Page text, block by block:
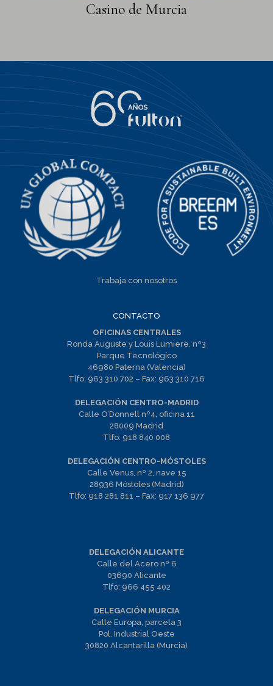
Casino de Murcia
Trabaja con nosotros
CONTACTO
OFICINAS CENTRALES
Ronda Auguste y Louis Lumiere, nº3
Parque Tecnológico
46980 Paterna (Valencia)
Tlfo: 963 310 702 – Fax: 963 310 716
DELEGACIÓN CENTRO-MADRID
Calle O’Donnell nº4, oficina 11
28009 Madrid
Tlfo: 918 840 008
DELEGACIÓN CENTRO-MÓSTOLES
Calle Venus, nº 2, nave 15
28936 Móstoles (Madrid)
Tlfo: 918 281 811 – Fax: 917 136 977
DELEGACIÓN ALICANTE
Calle del Acero nº 6
03690 Alicante
Tlfo: 966 455 402
DELEGACIÓN MURCIA
Calle Europa, parcela 3
Pol. Industrial Oeste
30820 Alcantarilla (Murcia)